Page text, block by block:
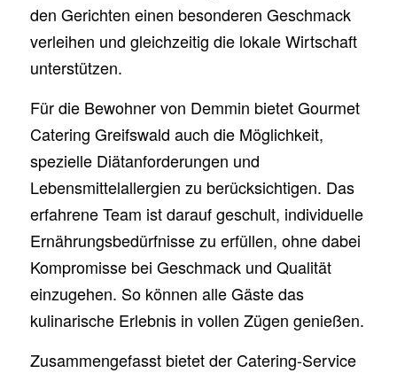
den Gerichten einen besonderen Geschmack
verleihen und gleichzeitig die lokale Wirtschaft
unterstützen.
Für die Bewohner von Demmin bietet Gourmet
Catering Greifswald auch die Möglichkeit,
spezielle Diätanforderungen und
Lebensmittelallergien zu berücksichtigen. Das
erfahrene Team ist darauf geschult, individuelle
Ernährungsbedürfnisse zu erfüllen, ohne dabei
Kompromisse bei Geschmack und Qualität
einzugehen. So können alle Gäste das
kulinarische Erlebnis in vollen Zügen genießen.
Zusammengefasst bietet der Catering-Service